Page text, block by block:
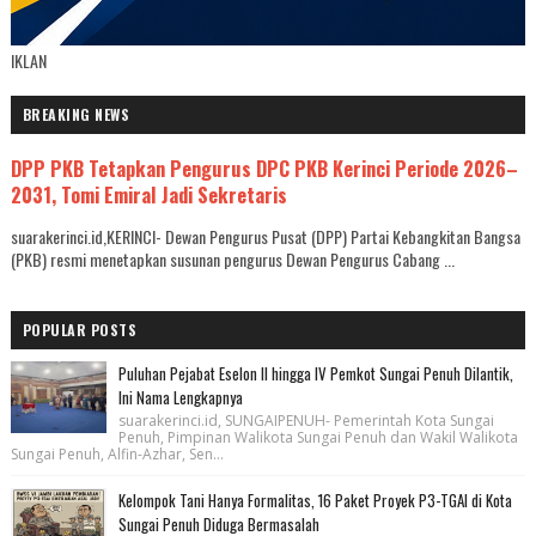
IKLAN
BREAKING NEWS
DPP PKB Tetapkan Pengurus DPC PKB Kerinci Periode 2026–
2031, Tomi Emiral Jadi Sekretaris
suarakerinci.id,KERINCI- Dewan Pengurus Pusat (DPP) Partai Kebangkitan Bangsa
(PKB) resmi menetapkan susunan pengurus Dewan Pengurus Cabang ...
POPULAR POSTS
Puluhan Pejabat Eselon II hingga IV Pemkot Sungai Penuh Dilantik,
Ini Nama Lengkapnya
suarakerinci.id, SUNGAIPENUH- Pemerintah Kota Sungai
Penuh, Pimpinan Walikota Sungai Penuh dan Wakil Walikota
Sungai Penuh, Alfin-Azhar, Sen...
Kelompok Tani Hanya Formalitas, 16 Paket Proyek P3-TGAI di Kota
Sungai Penuh Diduga Bermasalah